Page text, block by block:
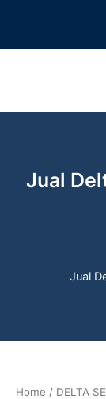
content
Jual
Jual
Home / DELTA